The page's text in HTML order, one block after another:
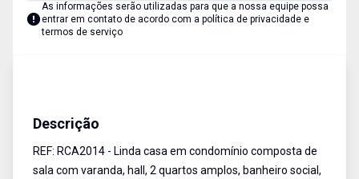
As informações serão utilizadas para que a nossa equipe possa
entrar em contato de acordo com a política de privacidade e
termos de serviço
Descrição
REF: RCA2014 - Linda casa em condomínio composta de
sala com varanda, hall, 2 quartos amplos, banheiro social,